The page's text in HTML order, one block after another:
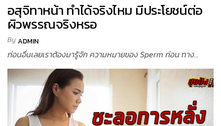
อสุจิทาหน้า ทำได้จริงไหม มีประโยชน์ต่อ
ผิวพรรณจริงหรอ
ByADMIN
ก่อนอื่นเลยเราต้องมารู้จัก ความหมายของ Sperm ก่อน ทาง...